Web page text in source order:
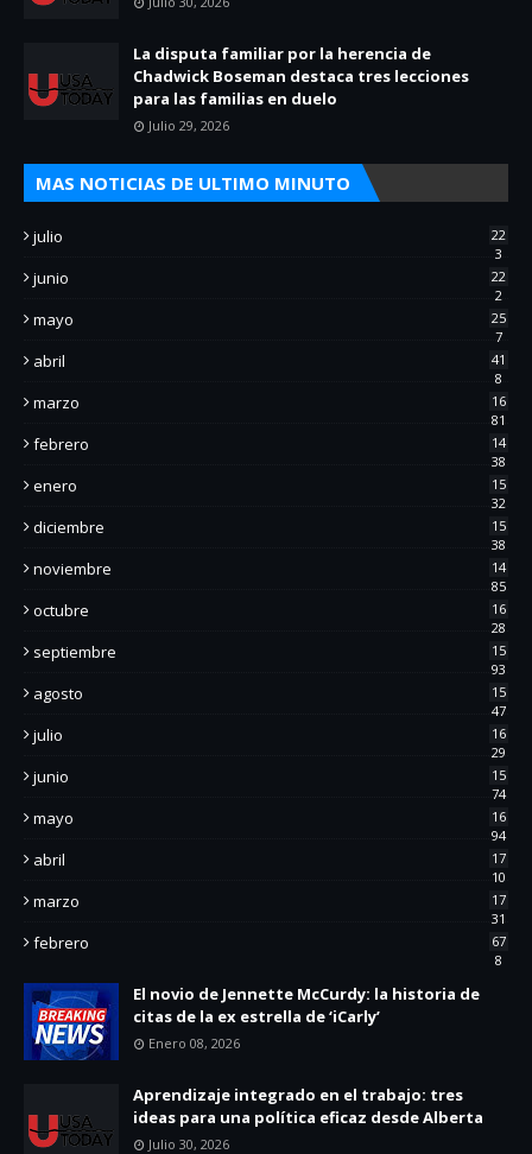
La disputa familiar por la herencia de
Chadwick Boseman destaca tres lecciones
para las familias en duelo
Julio 29, 2026
MAS NOTICIAS DE ULTIMO MINUTO
julio
22
3
junio
22
2
mayo
25
7
abril
41
8
marzo
16
81
febrero
14
38
enero
15
32
diciembre
15
38
noviembre
14
85
octubre
16
28
septiembre
15
93
agosto
15
47
julio
16
29
junio
15
74
mayo
16
94
abril
17
10
marzo
17
31
febrero
67
8
El novio de Jennette McCurdy: la historia de
citas de la ex estrella de ‘iCarly’
Enero 08, 2026
Aprendizaje integrado en el trabajo: tres
ideas para una política eficaz desde Alberta
Julio 30, 2026